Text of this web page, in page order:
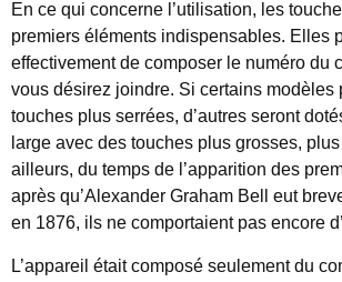
En ce qui concerne l’utilisation, les
premiers éléments indispensables. Elles
effectivement de composer le numéro du
vous désirez joindre. Si certains modèles
touches plus serrées, d’autres seront
large avec des touches plus grosses,
ailleurs, du temps de l’apparition des
après qu’Alexander Graham Bell eut
en 1876, ils ne comportaient pas encore
L’appareil était composé seulement du